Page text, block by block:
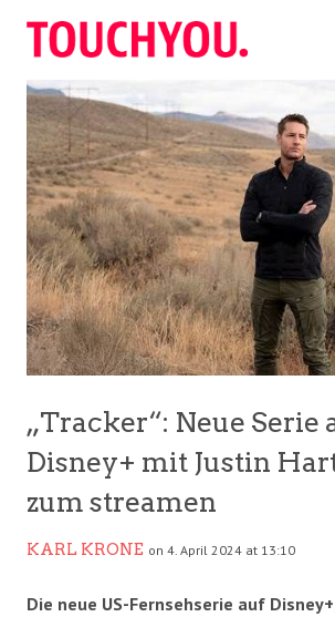
„Tracker“: Neue Serie
Disney+ mit Justin
zum streamen
KARL KRONE on 4. April 2024 at 13:10
Die neue US-Fernsehserie auf